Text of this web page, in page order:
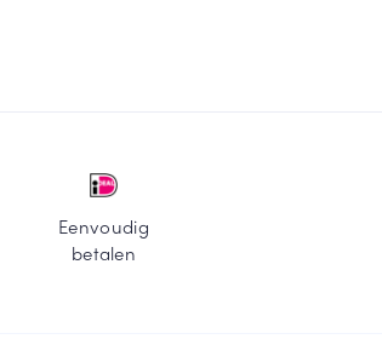
Eenvoudig
betalen